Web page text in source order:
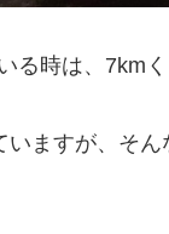
る時は、7km
いますが、そん